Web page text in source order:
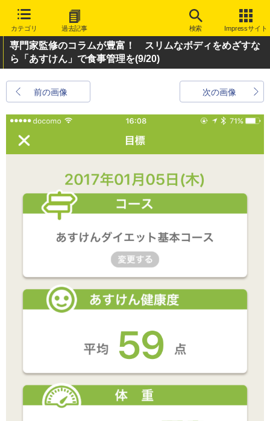
カテゴリ 過去記事 検索 Impressサイト
専門家監修のコラムが豊富！ スリムなボディをめざすな
ら「あすけん」で食事管理を(9/20)
前の画像 次の画像